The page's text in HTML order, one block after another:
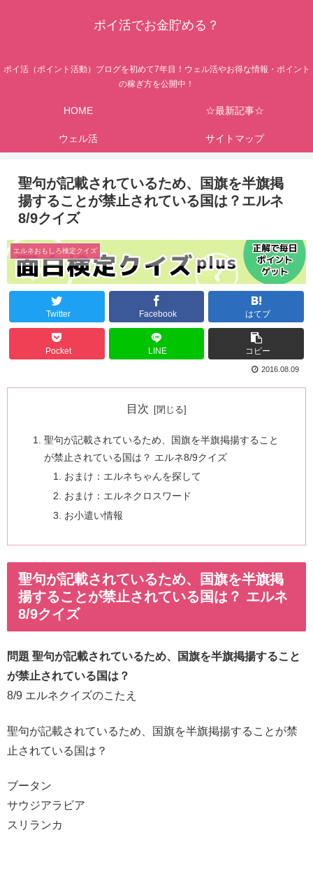
ポイ活でお金貯める？
ポイ活（ポイント活動）ブログを初めて7年目！ウェル活やお得な情報・ポイント
の稼ぎ方を公開中！
HOME ☆最新記事☆
ウェル活 サイトマップ
聖句が記載されているため、国旗を半旗掲
揚することが禁止されている国は？エルネ
8/9クイズ
エルネおもしろ検定クイズ
Twitter Facebook はてブ
Pocket LINE コピー
2016.08.09
目次
聖句が記載されているため、国旗を半旗掲揚すること
が禁止されている国は？ エルネ8/9クイズ
おまけ：エルネちゃんを探して
おまけ：エルネクロスワード
お小遣い情報
聖句が記載されているため、国旗を半旗掲
揚することが禁止されている国は？ エルネ
8/9クイズ
問題 聖句が記載されているため、国旗を半旗掲揚すること
が禁止されている国は？
8/9 エルネクイズのこたえ
聖句が記載されているため、国旗を半旗掲揚することが禁
止されている国は？
ブータン
サウジアラビア
スリランカ